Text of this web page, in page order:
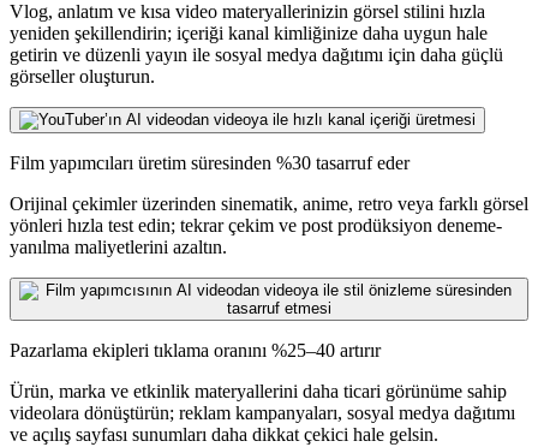
Vlog, anlatım ve kısa video materyallerinizin görsel stilini hızla
yeniden şekillendirin; içeriği kanal kimliğinize daha uygun hale
getirin ve düzenli yayın ile sosyal medya dağıtımı için daha güçlü
görseller oluşturun.
Film yapımcıları üretim süresinden %30 tasarruf eder
Orijinal çekimler üzerinden sinematik, anime, retro veya farklı görsel
yönleri hızla test edin; tekrar çekim ve post prodüksiyon deneme-
yanılma maliyetlerini azaltın.
Pazarlama ekipleri tıklama oranını %25–40 artırır
Ürün, marka ve etkinlik materyallerini daha ticari görünüme sahip
videolara dönüştürün; reklam kampanyaları, sosyal medya dağıtımı
ve açılış sayfası sunumları daha dikkat çekici hale gelsin.